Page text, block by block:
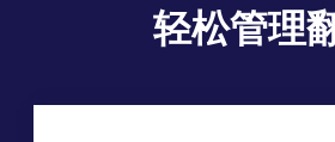
轻松管理